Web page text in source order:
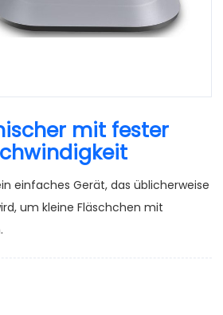
mit fester
einfaches Gerät, das üblicherweise
um kleine Fläschchen mit